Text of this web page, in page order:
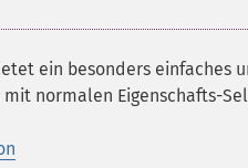
ein besonders einfaches
normalen Eigenschafts-